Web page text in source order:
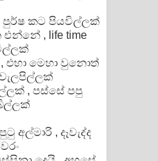
පුර්ෂ කට පියවිල්ලක්
එන්නේ ‍, life time
එහා මෙහා වුනොත්
‍, පස්සේ පපු
අල්මාරි ‍, දෑවැද්ද